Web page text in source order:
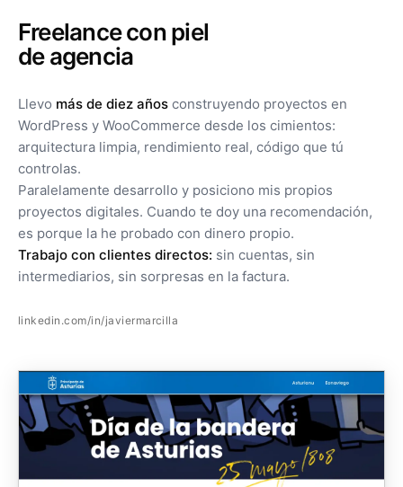
Freelance con piel
de agencia
Llevo más de diez años construyendo proyectos en
WordPress y WooCommerce desde los cimientos:
arquitectura limpia, rendimiento real, código que tú
controlas.
Paralelamente desarrollo y posiciono mis propios
proyectos digitales. Cuando te doy una recomendación,
es porque la he probado con dinero propio.
Trabajo con clientes directos: sin cuentas, sin
intermediarios, sin sorpresas en la factura.
linkedin.com/in/javiermarcilla